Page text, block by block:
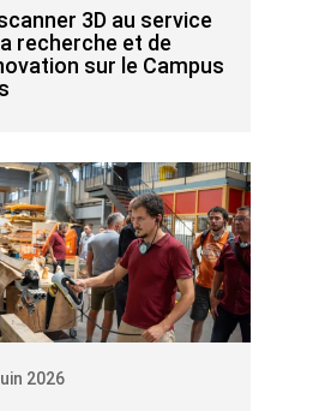
3D au service
recherche et de
sur le Campus
2026